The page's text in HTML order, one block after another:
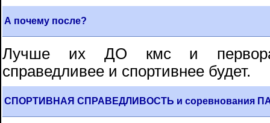
А почему после?
Лучше их ДО кмс и
справедливее и спортивнее будет.
СПОРТИВНАЯ СПРАВЕДЛИВОСТЬ и соревнования